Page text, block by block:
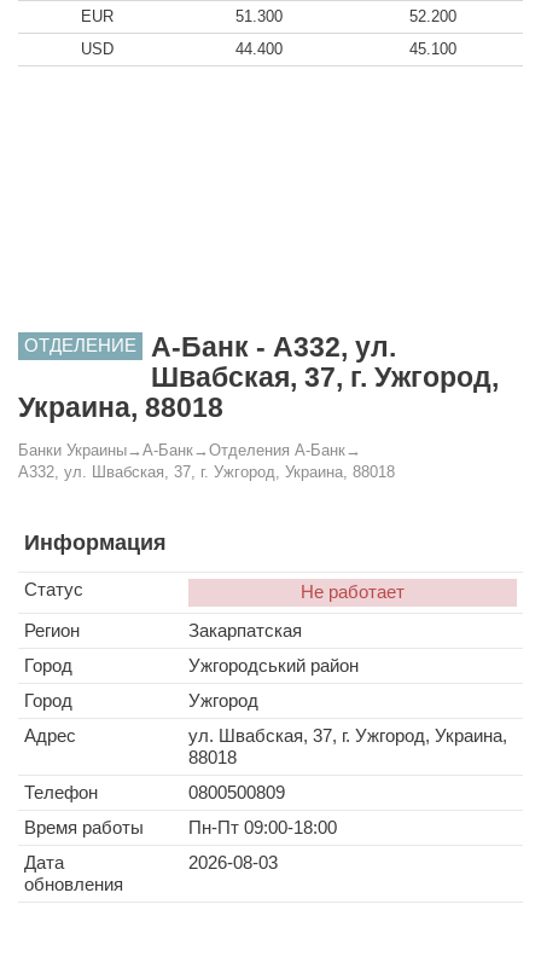
EUR 51.300
52.200
USD
44.400 45.100
ОТДЕЛЕНИЕ
А-Банк - A332, ул.
Швабская, 37, г. Ужгород,
Украина, 88018
Банки Украины→ А-Банк→ Отделения А-Банк→
A332, ул. Швабская, 37, г. Ужгород, Украина, 88018
Информация
Статус
Не работает
Регион
Закарпатская
Город
Ужгородський район
Город
Ужгород
Адрес
ул. Швабская, 37, г. Ужгород, Украина,
88018
Телефон
0800500809
Время работы
Пн-Пт 09:00-18:00
Дата
обновления
2026-08-03